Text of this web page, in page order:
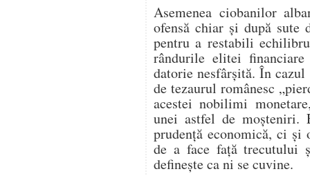
Asemenea ciobanilor
ofensă chiar și după sute
pentru a restabili
rândurile elitei
datorie nesfârșită. În cazul
de tezaurul românesc
acestei nobilimi
unei astfel de moșteniri.
prudență economică, ci
de a face față trecutului
definește ca ni se cuvine.